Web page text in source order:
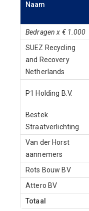
Naam
Bedragen x € 1.000
SUEZ Recycling
and Recovery
Netherlands
P1 Holding B.V.
Bestek
Straatverlichting
Van der Horst
aannemers
Rots Bouw BV
Attero BV
Totaal